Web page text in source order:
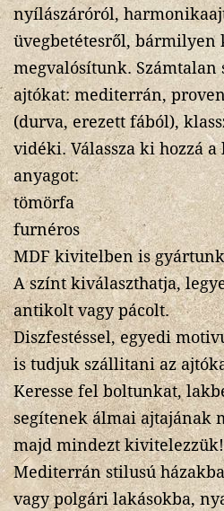
nyílászáróról,
üvegbetétesről, bármilyen
megvalósítunk.
ajtókat: mediterrán,
(durva, erezett fából),
vidéki. Válassza ki hozzá
anyagot:
tömörfa
furnéros
MDF kivitelben is
A színt kiválaszthatja,
antikolt vagy pácolt.
Diszfestéssel, egyedi
is tudjuk szállitani az
Keresse fel boltunkat,
segítenek álmai ajtajának
majd mindezt kivitelezzük!
Mediterrán stilusú
vagy polgári lakásokba,